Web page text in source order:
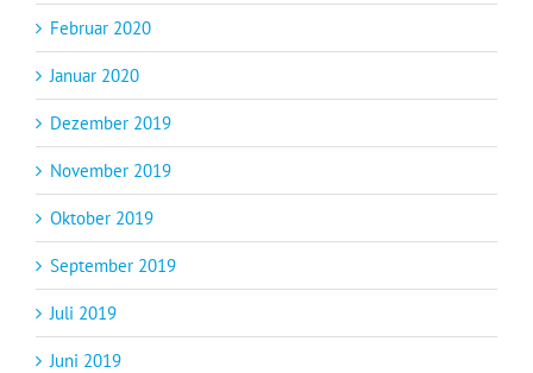
Februar 2020
Januar 2020
Dezember 2019
November 2019
Oktober 2019
September 2019
Juli 2019
Juni 2019